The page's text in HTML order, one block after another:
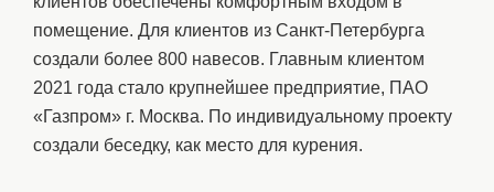
помещение. Для клиентов из Санкт-Петербурга
создали более 800 навесов. Главным клиентом
2021 года стало крупнейшее предприятие, ПАО
«Газпром» г. Москва. По индивидуальному проекту
создали беседку, как место для курения.